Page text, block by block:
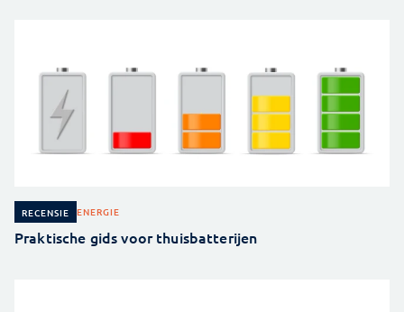
RECENSIE ENERGIE
Praktische gids voor thuisbatterijen